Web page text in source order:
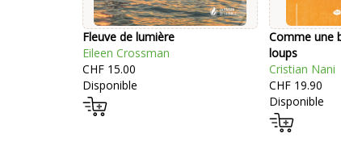
Fleuve de lumière
Eileen Crossman
CHF 15.00
Disponible
Comme une
loups
Cristian Nani
CHF 19.90
Disponible